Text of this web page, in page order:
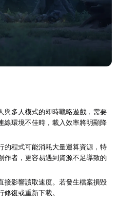
與多人模式的即時戰略遊戲，需要
線環境不佳時，載入效率將明顯降
的程式可能消耗大量運算資源，特
作者，更容易遇到資源不足導致的
接影響讀取速度。若發生檔案損毀
復或重新下載。